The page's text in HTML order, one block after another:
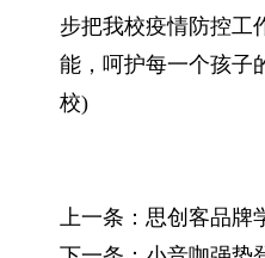
步把我校疫情防控工
能，呵护每一个孩子
校)
上一条： 思创客品牌